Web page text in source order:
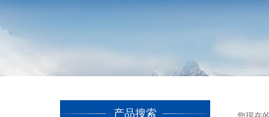
产品搜索